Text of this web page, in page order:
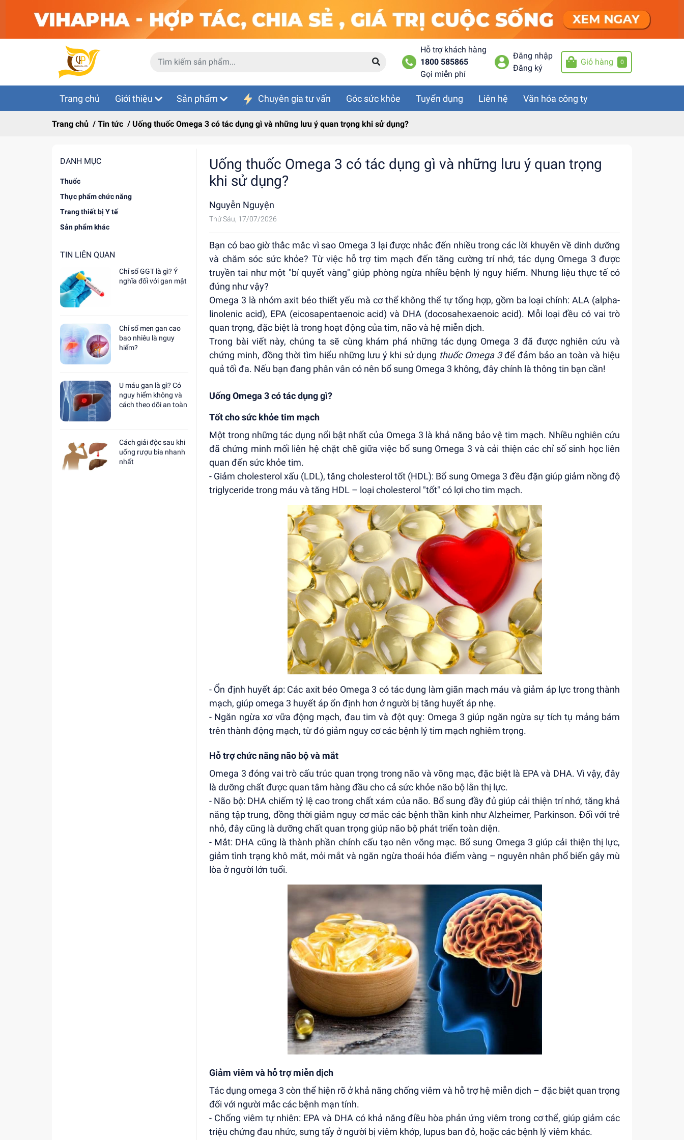
Hỗ trợ khách hàng
1800 585865
Gọi miễn phí
Đăng nhập
Đăng ký
Giỏ hàng 0
Trang chủ Giới thiệu Sản phẩm Chuyên gia tư vấn Góc sức khỏe Tuyển dụng Liên hệ Văn hóa công ty
Trang chủ / Tin tức / Uống thuốc Omega 3 có tác dụng gì và những lưu ý quan trọng khi sử dụng?
DANH MỤC
Thuốc
Thực phẩm chức năng
Trang thiết bị Y tế
Sản phẩm khác
TIN LIÊN QUAN
Chỉ số GGT là gì? Ý
nghĩa đối với gan mật
Chỉ số men gan cao
bao nhiêu là nguy
hiểm?
U máu gan là gì? Có
nguy hiểm không và
cách theo dõi an toàn
Cách giải độc sau khi
uống rượu bia nhanh
nhất
Uống thuốc Omega 3 có tác dụng gì và những lưu ý quan trọng
khi sử dụng?
Nguyễn Nguyện
Thứ Sáu, 17/07/2026
Bạn có bao giờ thắc mắc vì sao Omega 3 lại được nhắc đến nhiều trong các lời khuyên về dinh dưỡng
và chăm sóc sức khỏe? Từ việc hỗ trợ tim mạch đến tăng cường trí nhớ, tác dụng Omega 3 được
truyền tai như một "bí quyết vàng" giúp phòng ngừa nhiều bệnh lý nguy hiểm. Nhưng liệu thực tế có
đúng như vậy?
Omega 3 là nhóm axit béo thiết yếu mà cơ thể không thể tự tổng hợp, gồm ba loại chính: ALA (alpha-
linolenic acid), EPA (eicosapentaenoic acid) và DHA (docosahexaenoic acid). Mỗi loại đều có vai trò
quan trọng, đặc biệt là trong hoạt động của tim, não và hệ miễn dịch.
Trong bài viết này, chúng ta sẽ cùng khám phá những tác dụng Omega 3 đã được nghiên cứu và
chứng minh, đồng thời tìm hiểu những lưu ý khi sử dụng thuốc Omega 3để đảm bảo an toàn và hiệu
quả tối đa. Nếu bạn đang phân vân có nên bổ sung Omega 3 không, đây chính là thông tin bạn cần!
Uống Omega 3 có tác dụng gì?
Tốt cho sức khỏe tim mạch
Một trong những tác dụng nổi bật nhất của Omega 3 là khả năng bảo vệ tim mạch. Nhiều nghiên cứu
đã chứng minh mối liên hệ chặt chẽ giữa việc bổ sung Omega 3 và cải thiện các chỉ số sinh học liên
quan đến sức khỏe tim.
- Giảm cholesterol xấu (LDL), tăng cholesterol tốt (HDL): Bổ sung Omega 3 đều đặn giúp giảm nồng độ
triglyceride trong máu và tăng HDL – loại cholesterol "tốt" có lợi cho tim mạch.
- Ổn định huyết áp: Các axit béo Omega 3 có tác dụng làm giãn mạch máu và giảm áp lực trong thành
mạch, giúp omega 3 huyết áp ổn định hơn ở người bị tăng huyết áp nhẹ.
- Ngăn ngừa xơ vữa động mạch, đau tim và đột quỵ: Omega 3 giúp ngăn ngừa sự tích tụ mảng bám
trên thành động mạch, từ đó giảm nguy cơ các bệnh lý tim mạch nghiêm trọng.
Hỗ trợ chức năng não bộ và mắt
Omega 3 đóng vai trò cấu trúc quan trọng trong não và võng mạc, đặc biệt là EPA và DHA. Vì vậy, đây
là dưỡng chất được quan tâm hàng đầu cho cả sức khỏe não bộ lẫn thị lực.
- Não bộ: DHA chiếm tỷ lệ cao trong chất xám của não. Bổ sung đầy đủ giúp cải thiện trí nhớ, tăng khả
năng tập trung, đồng thời giảm nguy cơ mắc các bệnh thần kinh như Alzheimer, Parkinson. Đối với trẻ
nhỏ, đây cũng là dưỡng chất quan trọng giúp não bộ phát triển toàn diện.
- Mắt: DHA cũng là thành phần chính cấu tạo nên võng mạc. Bổ sung Omega 3 giúp cải thiện thị lực,
giảm tình trạng khô mắt, mỏi mắt và ngăn ngừa thoái hóa điểm vàng – nguyên nhân phổ biến gây mù
lòa ở người lớn tuổi.
Giảm viêm và hỗ trợ miễn dịch
Tác dụng omega 3 còn thể hiện rõ ở khả năng chống viêm và hỗ trợ hệ miễn dịch – đặc biệt quan trọng
đối với người mắc các bệnh mạn tính.
- Chống viêm tự nhiên: EPA và DHA có khả năng điều hòa phản ứng viêm trong cơ thể, giúp giảm các
triệu chứng đau nhức, sưng tấy ở người bị viêm khớp, lupus ban đỏ, hoặc các bệnh lý viêm khác.